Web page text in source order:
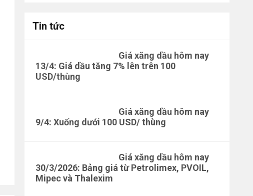
Tin tức
Giá xăng dầu hôm nay
13/4: Giá dầu tăng 7% lên trên 100
USD/thùng
Giá xăng dầu hôm nay
9/4: Xuống dưới 100 USD/ thùng
Giá xăng dầu hôm nay
30/3/2026: Bảng giá từ Petrolimex, PVOIL,
Mipec và Thalexim